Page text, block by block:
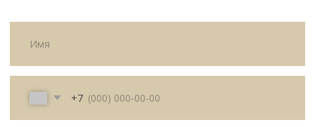
Политика
конфиденциальности
ИП Матвеева Олеся Олеговна
165504091303
325169000100092
Публичная оферта